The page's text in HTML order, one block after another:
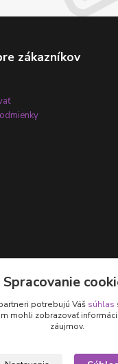
zákazníkov
251
Spracovanie
potrebujú Váš súhlas
mohli zobrazovať
záujmov.